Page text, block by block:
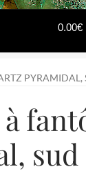
0.00€
PYRAMIDAL,
sud